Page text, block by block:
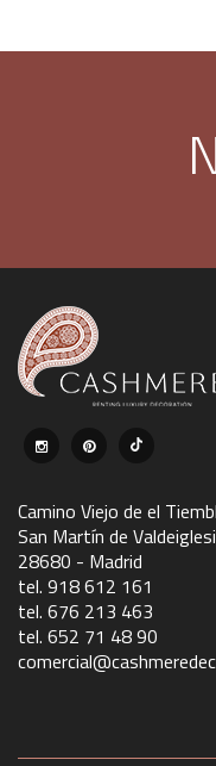
Camino Viejo de el
San Martín de
28680 - Madrid
tel. 918 612 161
tel. 676 213 463
tel. 652 71 48 90